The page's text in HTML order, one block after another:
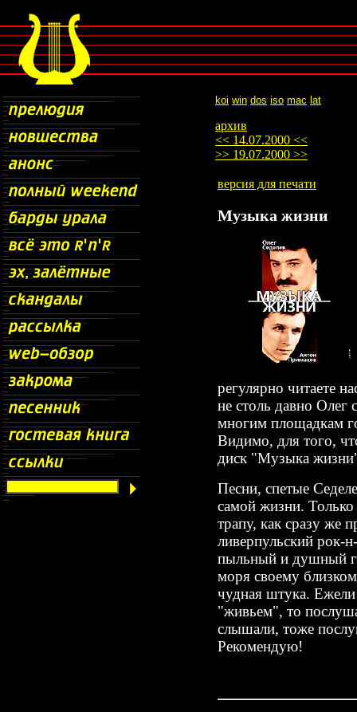
koi win dos iso mac lat
архив
<< 14.07.2000 <<
>> 19.07.2000 >>
версия для печати
Музыка жизни
регулярно читаете
не столь давно
многим площадкам
Видимо, для того,
диск "Музыка
Песни, спетые
самой жизни.
трапу, как сразу же
ливерпульский рок-
пыльный и душный
моря своему
чудная штука.
"живьем", то
слышали, тоже
Рекомендую!